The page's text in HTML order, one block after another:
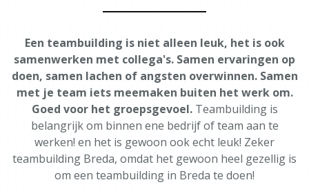
Een teambuilding is niet alleen leuk, het is ook
samenwerken met collega's. Samen ervaringen op
doen, samen lachen of angsten overwinnen. Samen
met je team iets meemaken buiten het werk om.
Goed voor het groepsgevoel. Teambuilding is
belangrijk om binnen ene bedrijf of team aan te
werken! en het is gewoon ook echt leuk! Zeker
teambuilding Breda, omdat het gewoon heel gezellig is
om een teambuilding in Breda te doen!